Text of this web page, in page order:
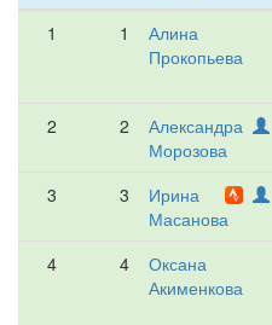
1 1
Алина
Прокопьева
2 2
Александра
Морозова
3 3
Ирина
Масанова
4 4
Оксана
Акименкова